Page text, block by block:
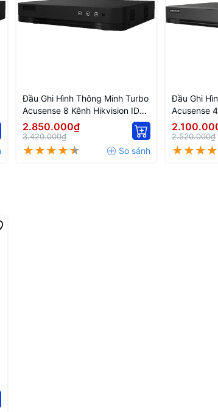
Đầu Ghi Hình Thông Minh Turbo
Acusense 8 Kênh Hikvision IDS-
7208HQHI-M1/FA
2.850.000₫
3.420.000₫
Đầu Ghi
Acusense
7204HQHI-
2.520.000₫